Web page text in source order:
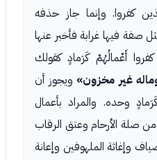
كفروا. وإنما جاز حذفه
صفة فيها غرابة فأخبر عنها
أَعْمالُهُمْ كَرَمادٍ كقولك
غير مخزون» ويجوز أن
وحده. والمراد بأعمال
من صلة الأرحام وعتق الرقاب
وإغاثة الملهوفين وإعانة